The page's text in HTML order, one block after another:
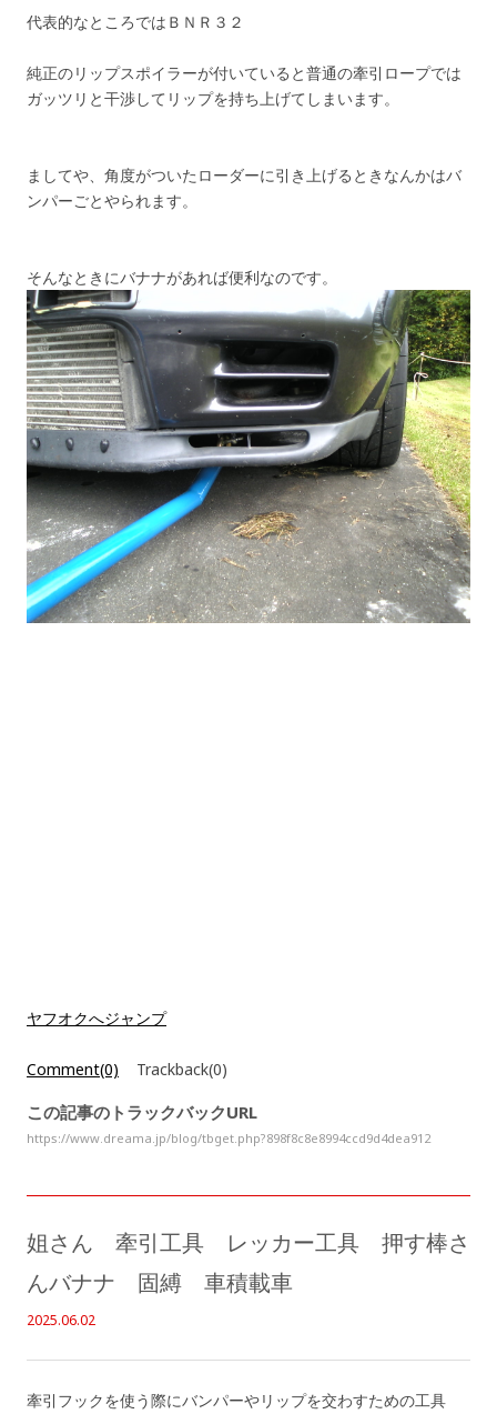
代表的なところではＢＮＲ３２
純正のリップスポイラーが付いていると普通の牽引ロープでは
ガッツリと干渉してリップを持ち上げてしまいます。
ましてや、角度がついたローダーに引き上げるときなんかはバ
ンパーごとやられます。
そんなときにバナナがあれば便利なのです。
ヤフオクへジャンプ
Comment(0) Trackback(0)
この記事のトラックバックURL
https://www.dreama.jp/blog/tbget.php?898f8c8e8994ccd9d4dea912
姐さん 牽引工具 レッカー工具 押す棒さ
んバナナ 固縛 車積載車
2025.06.02
牽引フックを使う際にバンパーやリップを交わすための工具